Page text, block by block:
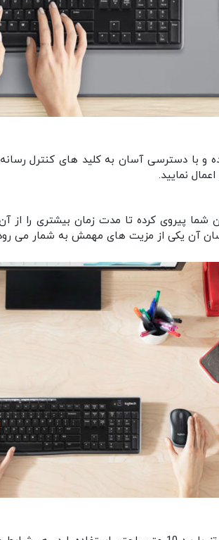
نمایید.
پیروی کرده تا مدت زمان بیشتری را از
آن یکی از مزیت های مهمش به شمار می